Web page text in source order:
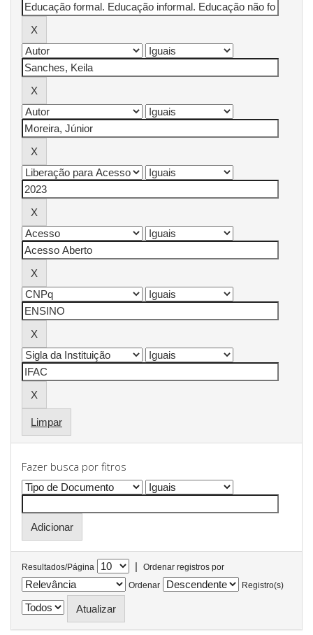
Limpar
Fazer busca por fitros
Resultados/Página |
Ordenar registros por
Ordenar
Registro(s)